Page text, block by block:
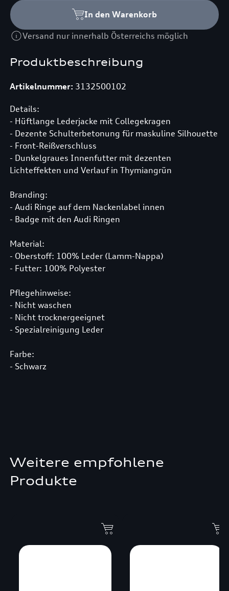
Produktbeschreibung
Artikelnummer: 3132500102
Details:
- Hüftlange Lederjacke mit Collegekragen
- Dezente Schulterbetonung für maskuline Silhouette
- Front-Reißverschluss
- Dunkelgraues Innenfutter mit dezenten
Lichteffekten und Verlauf in Thymiangrün
Branding:
- Audi Ringe auf dem Nackenlabel innen
- Badge mit den Audi Ringen
Material:
- Oberstoff: 100% Leder (Lamm-Nappa)
- Futter: 100% Polyester
Pflegehinweise:
- Nicht waschen
- Nicht trocknergeeignet
- Spezialreinigung Leder
Farbe:
- Schwarz
In den Warenkorb
Versand nur innerhalb Österreichs möglich
Weitere empfohlene
Produkte